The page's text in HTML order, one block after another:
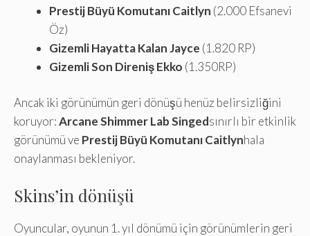
Prestij Büyü Komutanı Caitlyn (2.000 Efsanevi
Öz)
Gizemli Hayatta Kalan Jayce (1.820 RP)
Gizemli Son Direniş Ekko (1.350RP)
Ancak iki görünümün geri dönüşü henüz belirsizliğini
koruyor:Arcane Shimmer Lab Singedsınırlı bir etkinlik
görünümü ve Prestij Büyü Komutanı Caitlynhala
onaylanması bekleniyor.
Skins’in dönüşü
Oyuncular, oyunun 1. yıl dönümü için görünümlerin geri